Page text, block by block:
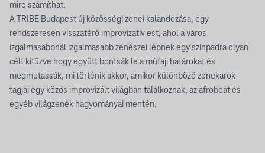
mire számíthat.
A TRIBE Budapest új közösségi zenei kalandozása, egy
rendszeresen visszatérő improvizatív est, ahol a város
izgalmasabbnál izgalmasabb zenészei lépnek egy színpadra olyan
célt kitűzve hogy együtt bontsák le a műfaji határokat és
megmutassák, mi történik akkor, amikor különböző zenekarok
tagjai egy közös improvizált világban találkoznak, az afrobeat és
egyéb világzenék hagyományai mentén.